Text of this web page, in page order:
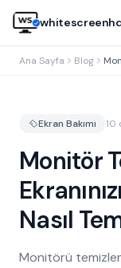
🇬🇧 EN 🇧🇷
Ana Sayfa Blog
Ekran Bakımı 10
Monitör
Nasıl
Monitörü